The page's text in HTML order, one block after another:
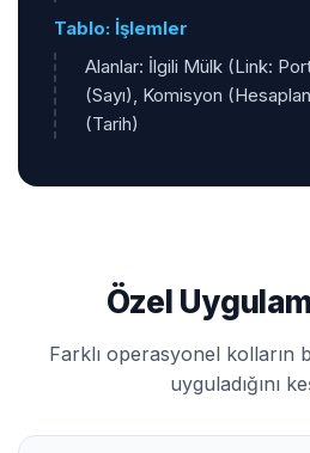
Tablo: İşlemler
Alanlar: İlgili Mülk (Link:
(Sayı), Komisyon
(Tarih)
Özel
Farklı operasyonel kolların
uyguladığını